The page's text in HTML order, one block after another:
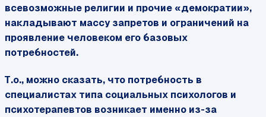
всевозможные религии и прочие «демократии»,
накладывают массу запретов и ограничений на
проявление человеком его базовых
потребностей.
Т.о., можно сказать, что потребность в
специалистах типа социальных психологов и
психотерапевтов возникает именно из-за